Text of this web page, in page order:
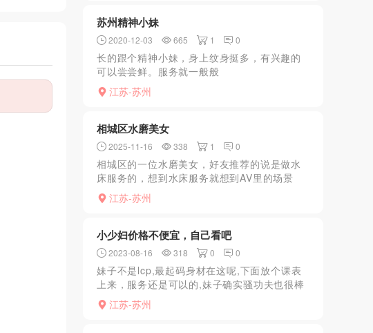
苏州精神小妹
2020-12-03 665 1 0
长的跟个精神小妹，身上纹身挺多，有兴趣的
可以尝尝鲜。服务就一般般
了........................................
江苏-苏州
相城区水磨美女
2025-11-16 338 1 0
相城区的一位水磨美女，好友推荐的说是做水
床服务的，想到水床服务就想到AV里的场景
了，果断驱车前往，到达目的地，开门一看妹
子长相甜妹身材也好，交完水费后，领我去洗
江苏-苏州
小少妇价格不便宜，自己看吧
2023-08-16 318 0 0
妹子不是lcp,最起码身材在这呢,下面放个课表
上来，服务还是可以的,妹子确实骚功夫也很棒
呢.................................
江苏-苏州